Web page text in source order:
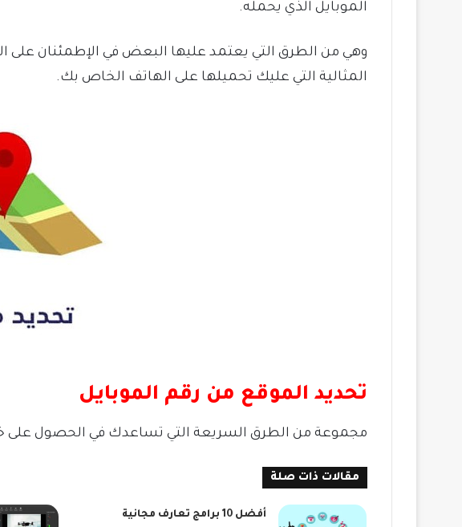
الموبايل الذي يحمله.
المثالية التي عليك تحميلها على الهاتف الخاص بك.
تحديد الموقع من رقم الموبايل
مجموعة من الطرق السريعة التي تساعدك في الحصول على
مقالات ذات صلة
أفضل 10 برامج تعارف مجانية